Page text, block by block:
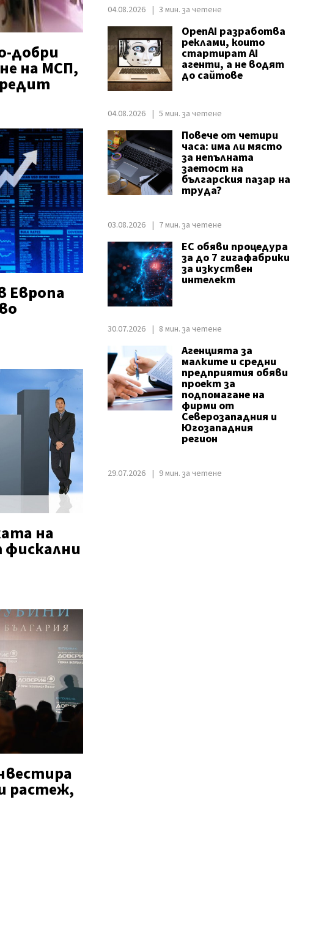
добри
на МСП,
Европа
на
фискални
растеж,
04.08.2026 3 мин. за четене
OpenAI разработва
реклами, които
стартират AI
агенти, а не водят
до сайтове
04.08.2026 5 мин. за четене
Повече от четири
часа: има ли място
за непълната
заетост на
българския пазар на
труда?
03.08.2026 7 мин. за четене
ЕС обяви процедура
за до 7 гигафабрики
за изкуствен
интелект
30.07.2026 8 мин. за четене
Агенцията за
малките и средни
предприятия обяви
проект за
подпомагане на
фирми от
Северозападния и
Югозападния
регион
29.07.2026 9 мин. за четене